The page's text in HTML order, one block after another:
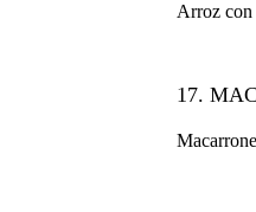
Arroz con
17.